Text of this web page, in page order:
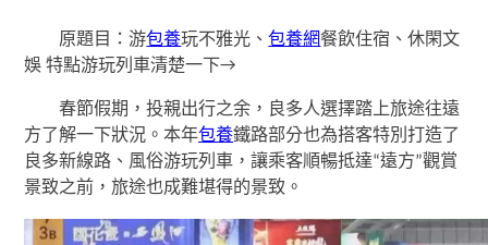
原題目：游包養玩不雅光、包養網餐飲住宿、休閑文
娛 特點游玩列車清楚一下→
春節假期，投親出行之余，良多人選擇踏上旅途往遠
方了解一下狀況。本年包養鐵路部分也為搭客特別打造了
良多新線路、風俗游玩列車，讓乘客順暢抵達“遠方”觀賞
景致之前，旅途也成難堪得的景致。